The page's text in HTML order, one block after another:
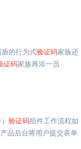
的行为式验证码家族还
证码家族再添一员
验证码组件工作流程如
品后台将用户提交表单